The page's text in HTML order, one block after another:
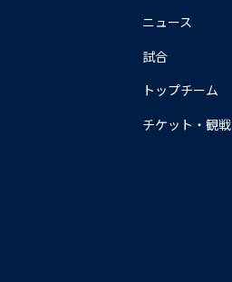
ニュース
試合
トップチーム
チケット・観戦